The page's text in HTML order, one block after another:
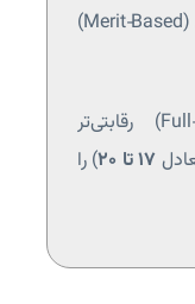
برای بورسیه‌های مبتنی بر شایستگی (Merit‑Based)
بورس‌های تمام‌هزینه (Full‑Funded) رقابتی‌تر
۱۷ تا ۲۰
) را